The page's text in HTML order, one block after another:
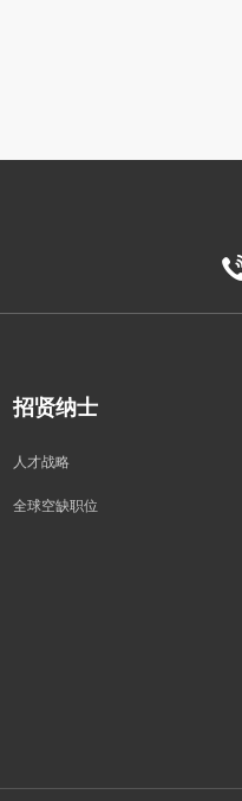
招贤纳士
人才战略
全球空缺职位